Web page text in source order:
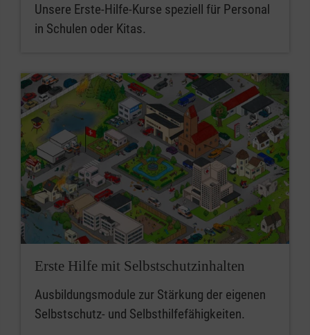
Unsere Erste-Hilfe-Kurse speziell für Personal
in Schulen oder Kitas.
Erste Hilfe mit Selbstschutzinhalten
Ausbildungsmodule zur Stärkung der eigenen
Selbstschutz- und Selbsthilfefähigkeiten.